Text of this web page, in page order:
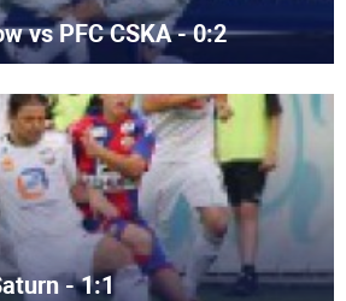
vs PFC CSKA - 0:2
- 1:1